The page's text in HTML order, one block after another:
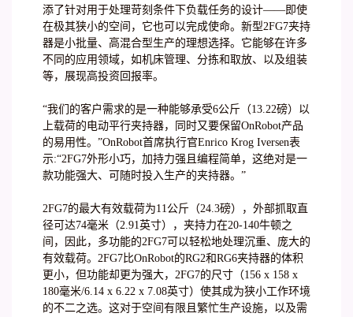
添了针对用于处理苛刻条件下负载任务的设计——即使
在极其狭小的空间，它也可以完成使命。新型2FG7夹持
器是小批量、高混合型生产的理想选择。它能够在许多
不同的应用领域，如机床管理、分拣和取放、以及组装
等，展现高投资回报率。
“我们的客户需求的是一种能够承受6公斤（13.22磅）以
上载荷的电动平行夹持器，同时又要保留OnRobot产品
的易用性。”OnRobot首席执行官Enrico Krog Iversen表
示:“2FG7外形小巧，加持力强且编程简单，这绝对是一
款功能强大、可随时投入生产的夹持器。”
2FG7的最大有效载荷为11公斤（24.3磅），外部抓取直
径可达74毫米（2.91英寸），夹持力在20-140牛顿之
间，因此，多功能的2FG7可以轻松地处理沉重、庞大的
有效载荷。2FG7比OnRobot的RG2和RG6夹持器的体积
更小，但功能却更为强大，2FG7的尺寸（156 x 158 x
180毫米/6.14 x 6.22 x 7.08英寸）使其成为狭小工作环境
的不二之选。这对于空间有限且繁忙生产设施，以及需